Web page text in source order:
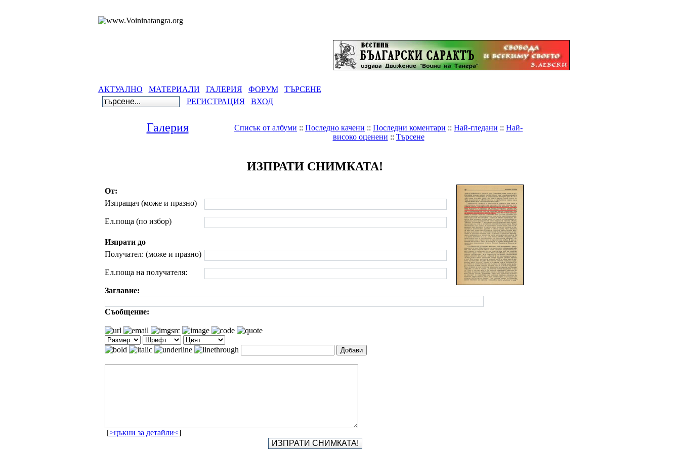
АКТУАЛНО МАТЕРИАЛИ ГАЛЕРИЯ ФОРУМ
ТЪРСЕНЕ
РЕГИСТРАЦИЯ
ВХОД
Галерия Списък от албуми :: Последно качени :: Последни коментари :: Най-гледани :: Най-
високо оценени :: Търсене
ИЗПРАТИ СНИМКАТА!
От:
Изпращач (може и празно)
Ел.поща (по избор)
Изпрати до
Получател: (може и празно)
Ел.поща на получателя:
Заглавие:
Съобщение:
[>цъкни за детайли<]